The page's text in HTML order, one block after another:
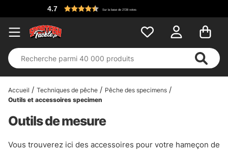
4.7 Sur la base de 2728 votes
Accueil Techniques de pêche
Pêche des specimens
Outils et accessoires specimen
Outils de mesure
Vous trouverez ici des accessoires pour votre hameçon de